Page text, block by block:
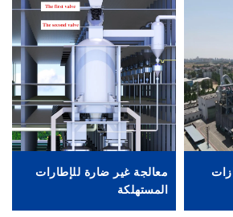
معالجة غير ضارة للإطارات
المستهلكة